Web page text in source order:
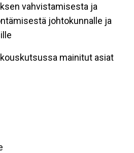
vahvistamisesta ja
johtokunnalle ja
mainitut asiat